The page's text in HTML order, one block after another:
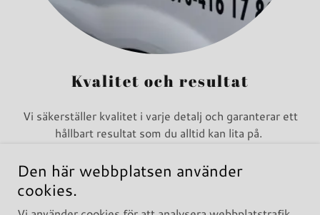
Kvalitet och resultat
Vi säkerställer kvalitet i varje detalj och garanterar ett
hållbart resultat som du alltid kan lita på.
Emil & Kim Golv och Kakel AB
Den här webbplatsen använder
cookies.